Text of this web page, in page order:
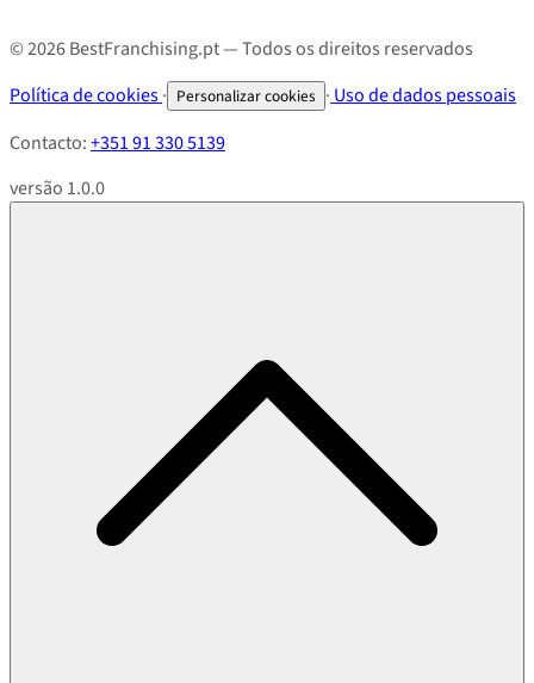
© 2026 BestFranchising.pt — Todos os direitos reservados
Política de cookies· Personalizar cookies · Uso de dados pessoais
Contacto:+351 91 330 5139
versão 1.0.0